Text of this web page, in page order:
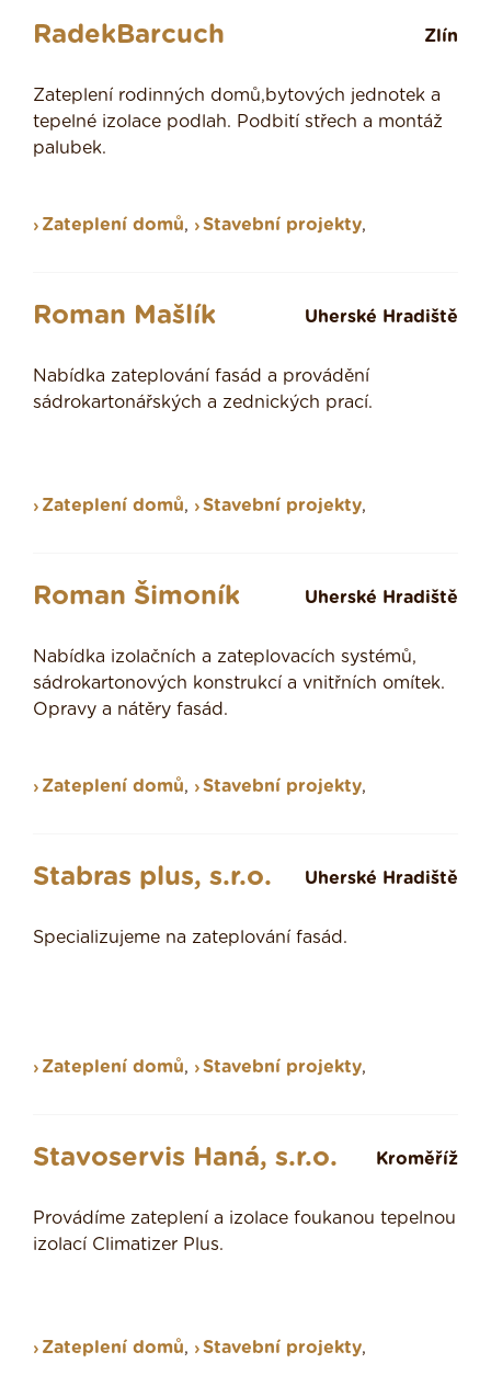
RadekBarcuch Zlín
Zateplení rodinných domů,bytových jednotek a
tepelné izolace podlah. Podbití střech a montáž
palubek.
Zateplení domů, Stavební projekty,
Roman Mašlík Uherské Hradiště
Nabídka zateplování fasád a provádění
sádrokartonářských a zednických prací.
Zateplení domů, Stavební projekty,
Roman Šimoník Uherské Hradiště
Nabídka izolačních a zateplovacích systémů,
sádrokartonových konstrukcí a vnitřních omítek.
Opravy a nátěry fasád.
Zateplení domů, Stavební projekty,
Stabras plus, s.r.o. Uherské Hradiště
Specializujeme na zateplování fasád.
Zateplení domů, Stavební projekty,
Stavoservis Haná, s.r.o. Kroměříž
Provádíme zateplení a izolace foukanou tepelnou
izolací Climatizer Plus.
Zateplení domů, Stavební projekty,